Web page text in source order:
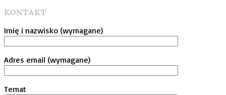
KONTAKT
Imię i nazwisko (wymagane)
Adres email (wymagane)
Temat